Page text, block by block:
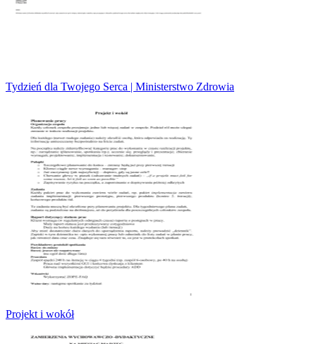
Tydzień dla Twojego Serca | Ministerstwo Zdrowia
Projekt i wokół